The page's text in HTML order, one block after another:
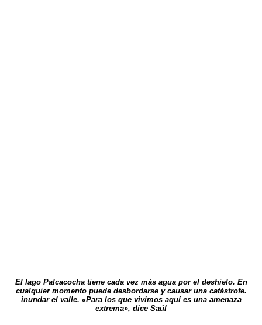
El lago Palcacocha tiene cada vez más agua por el deshielo. En
cualquier momento puede desbordarse y causar una catástrofe.
inundar el valle. «Para los que vivimos aquí es una amenaza
extrema», dice Saúl